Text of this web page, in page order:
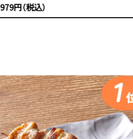
979円（税込）